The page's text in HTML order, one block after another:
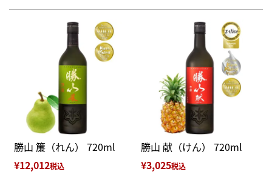
勝山 簾（れん） 720ml
¥12,012税込
勝山 献（けん） 720ml
¥3,025税込